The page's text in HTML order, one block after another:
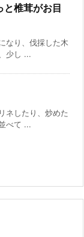
と椎茸がお目
なり、伐採した木
少し ...
ネしたり、炒めた
べて ...